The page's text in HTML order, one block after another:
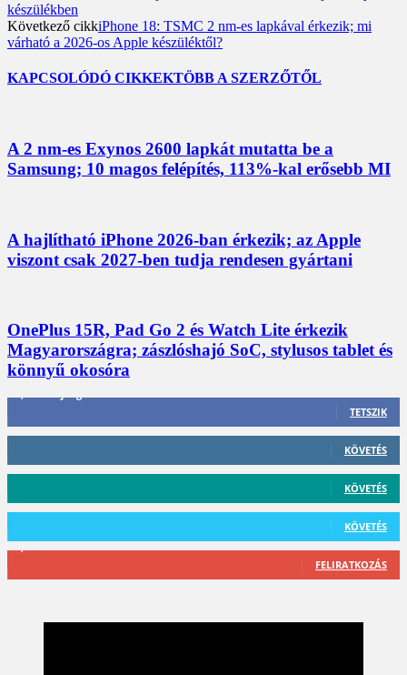
készülékben
Következő cikkiPhone 18: TSMC 2 nm-es lapkával érkezik; mi
várható a 2026-os Apple készüléktől?
KAPCSOLÓDÓ CIKKEKTÖBB A SZERZŐTŐL
A 2 nm-es Exynos 2600 lapkát mutatta be a
Samsung; 10 magos felépítés, 113%-kal erősebb MI
A hajlítható iPhone 2026-ban érkezik; az Apple
viszont csak 2027-ben tudja rendesen gyártani
OnePlus 15R, Pad Go 2 és Watch Lite érkezik
Magyarországra; zászlóshajó SoC, stylusos tablet és
könnyű okosóra
TETSZIK
KÖVETÉS
KÖVETÉS
KÖVETÉS
FELIRATKOZÁS